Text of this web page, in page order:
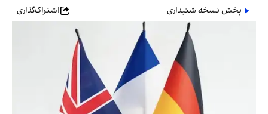
پخش نسخه شنیداری اشتراک‌گذاری